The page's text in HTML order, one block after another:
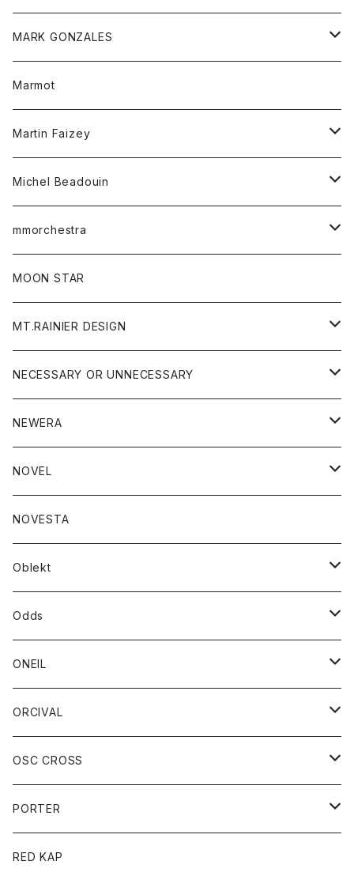
ベスト
ポロシャツ
ロングスリーブTシャツ
フリース
チュニック
ワンピース
Tシャツ
靴
MARK GONZALES
トップス
Tシャツ
Marmot
Martin Faizey
ベルト
Michel Beadouin
トップス
ジャケット
ニット
パンツ
mmorchestra
帽子
MOON STAR
MT.RAINIER DESIGN
アウター
コート
ジャケット
アクセサリー
バッグ
グッズ
ウォレット
靴
トップス
ジャケット
シャツ
ボトム
ショートパンツ
パンツ
レディース
シャツ
Tシャツ
NECESSARY OR UNNECESSARY
アウター
コート
ジャケット
アクセサリー
バッグ
ブレスレット
グッズ
靴
ストール/マフラー
トップス
シャツ
シャツジャケット
ボトム
ショートパンツ
ジーンズ
NEWERA
帽子
NOVEL
トップス
カットソー
スエット
ボトム
NOVESTA
Oblekt
ボトム
ショートパンツ
パンツ
レディース
ボトム
Odds
帽子
ONEIL
スカート
ORCIVAL
アウター
コート
ジャケット
アクセサリー
バッグ
キッズ
OSC CROSS
ダウンジャケット
PORTER
カードホルダー
RED KAP